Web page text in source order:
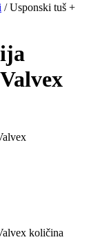
/ Usponski tuš +
količina